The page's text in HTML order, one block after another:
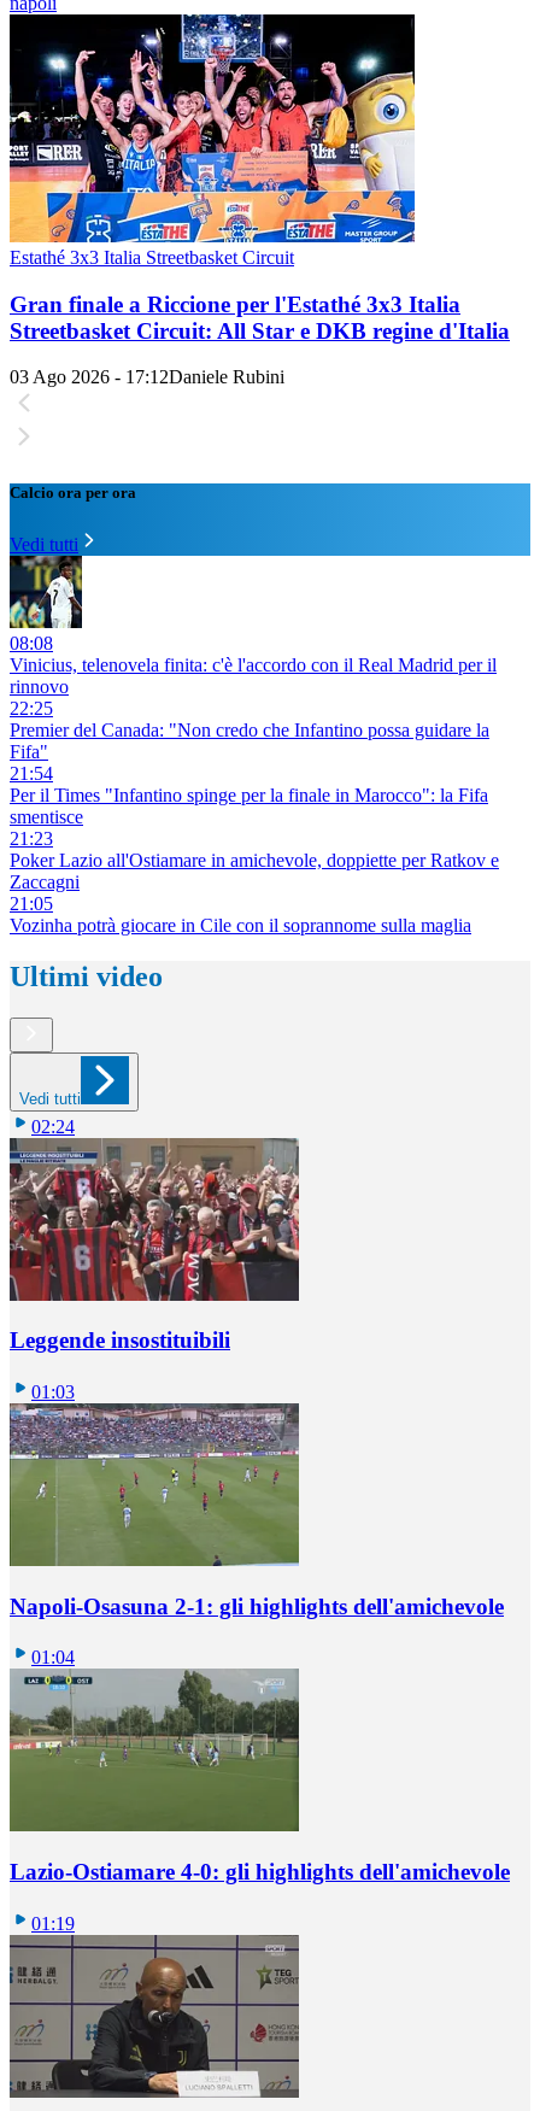
Estathé 3x3 Italia Streetbasket Circuit
Gran finale a Riccione per l'Estathé 3x3 Italia
Streetbasket Circuit: All Star e DKB regine d'Italia
03 Ago 2026 - 17:12Daniele Rubini
Calcio ora per ora
Vedi tutti
08:08
Vinicius, telenovela finita: c'è l'accordo con il Real Madrid per il
rinnovo
22:25
Premier del Canada: "Non credo che Infantino possa guidare la
Fifa"
21:54
Per il Times "Infantino spinge per la finale in Marocco": la Fifa
smentisce
21:23
Poker Lazio all'Ostiamare in amichevole, doppiette per Ratkov e
Zaccagni
21:05
Vozinha potrà giocare in Cile con il soprannome sulla maglia
Ultimi video
Vedi tutti
02:24
Leggende insostituibili
01:03
Napoli-Osasuna 2-1: gli highlights dell'amichevole
01:04
Lazio-Ostiamare 4-0: gli highlights dell'amichevole
01:19